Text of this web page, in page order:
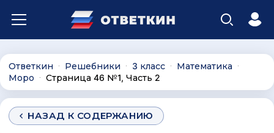
Ответкин ∙ Решебники ∙ 3 класс ∙ Математика ∙
Моро ∙ Страница 46 №1, Часть 2
НАЗАД К СОДЕРЖАНИЮ